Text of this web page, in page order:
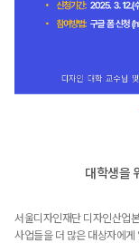
대학생을
서울디자인재단 디자인산업
사업들을 더 많은 대상자에